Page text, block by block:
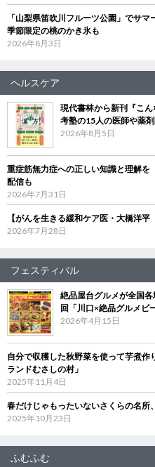
「山梨県笛吹川フルーツ公園」でサ
季節限定の桃のかき氷も
2026年8月3日
ヘルスケア
現代書林から新刊『こ
考塾の15人の医師や薬
2026年8月5日
重症筋無力症への正しい知識と理解
配信も
2026年7月31日
【がんを生きる緩和ケア医・大橋洋
2026年7月28日
フェスティバル
絶品屋台グルメが全国
回「川口×絶品グルメビ
2026年4月15日
自分で収穫した秋野菜を使って芋煮
ランドむさしの村」
2025年11月4日
春だけじゃもったいないさくらの名所
2025年10月23日
ふむふむ